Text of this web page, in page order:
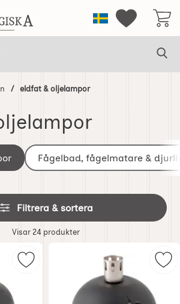
för NostalgiskaSverigeMina
eldfat & oljelampor
Fågelbad, fågelmatare &
Filtrera & sortera
Visar 24 produkter
Markera tumble Torch Oljefackla